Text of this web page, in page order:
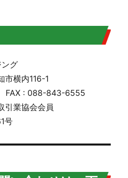
グ
横内116-1
: 088-843-6555
引業協会会員
号